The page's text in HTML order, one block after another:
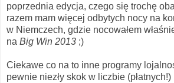
poprzednia edycja, czego się trochę
razem mam więcej odbytych nocy na
w Niemczech, gdzie nocowałem
na Big Win 2013 ;)
Ciekawe co na to inne programy
pewnie niezły skok w liczbie